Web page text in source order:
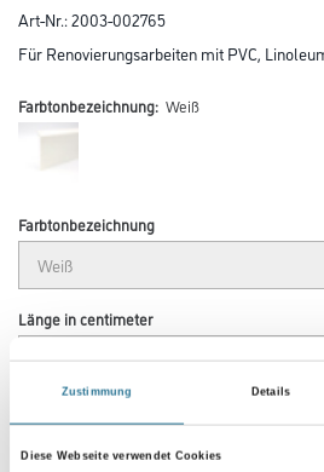
Zustimmung Details
Diese Webseite verwendet Cookies
Art-Nr.:2003-002765
Für Renovierungsarbeiten mit PVC,
Farbtonbezeichnung: Weiß
Farbtonbezeichnung
Länge in centimeter